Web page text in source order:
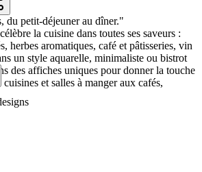
du petit-déjeuner au dîner."
la cuisine dans toutes ses saveurs :
herbes aromatiques, café et pâtisseries, vin
un style aquarelle, minimaliste ou bistrot
des affiches uniques pour donner la touche
et salles à manger aux cafés,